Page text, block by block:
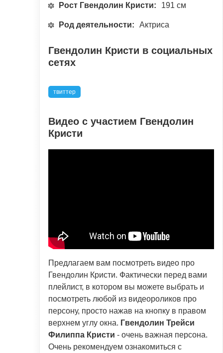
Рост Гвендолин Кристи: 191 см
Род деятельности: Актриса
Гвендолин Кристи в социальных
сетях
твиттер
Видео с участием Гвендолин
Кристи
Предлагаем вам посмотреть видео про
Гвендолин Кристи. Фактически перед вами
плейлист, в котором вы можете выбрать и
посмотреть любой из видеороликов про
персону, просто нажав на кнопку в правом
верхнем углу окна. Гвендолин Трейси
Филиппа Кристи - очень важная персона.
Очень рекомендуем ознакомиться с